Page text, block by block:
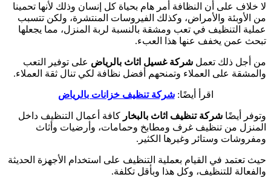
لا خلاف على أن النظافة أمر هام بحياة كل إنسان وذلك لأنها تحمينا
من الأوبئة والأمراض، وكذلك الفيروسات المنتشرة، ولكن تتسبب
عملية التنظيف في تعب ومشقة بالنسبة لربة المنزل، مما يجعلها
تبحث عمن يخفف عنها هذا العبء.
من أجل ذلك تعمل شركة غسيل اثاث بالرياض على توفير التعب
والمشقة على العملاء وتمنحهم أفضل نظافة لكي تنال ثقة العملاء.
اقرأ أيضًا:شركة تنظيف خزانات بالرياض
وتوفر أيضًا شركة تنظيف اثاث بالبخار كافة أعمال التنظيف داخل
المنزل من تنظيف غرف ومطابخ وحمامات، وأرضيات وأثاث
ومفروشات وستائر وغيرها الكثير.
حيث تعتمد في القيام بعملية التنظيف على استخدام الأجهزة الحديثة
والفعالة للتنظيف، وكل هذا وبأقل تكلفة.